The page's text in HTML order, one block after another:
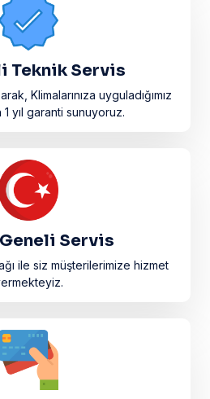
Teknik Servis
Klimalarınıza uyguladığımız
yıl garanti sunuyoruz.
Servis
ile siz müşterilerimize hizmet